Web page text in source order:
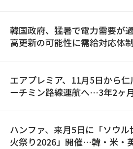
韓国政府、猛暑で電力需要が
高更新の可能性に需給対応体
エアプレミア、11月5日から仁
ーチミン路線運航へ…3年2ヶ
ハンファ、来月5日に「ソウル
火祭り2026」開催…韓・米・